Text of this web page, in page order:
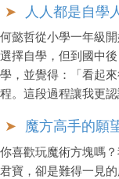
人人都是自學
何懿哲從小學一年級
選擇自學，但到國中
學，並覺得：「看起
程。這段過程讓我更認
魔方高手的願
你喜歡玩魔術方塊嗎
君寶，卻是難得一見